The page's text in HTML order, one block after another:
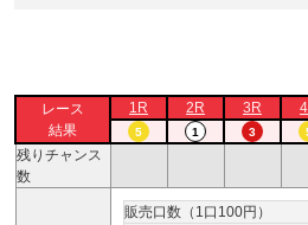
レース
結果
1R 2R 3R
5 1 3
残りチャンス
数
販売口数（1口100円）